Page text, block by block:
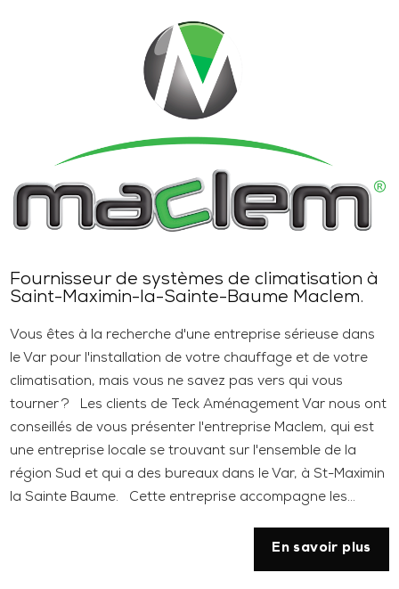
Fournisseur de systèmes de climatisation à
Saint-Maximin-la-Sainte-Baume Maclem.
Vous êtes à la recherche d'une entreprise sérieuse dans
le Var pour l'installation de votre chauffage et de votre
climatisation, mais vous ne savez pas vers qui vous
tourner ? Les clients de Teck Aménagement Var nous ont
conseillés de vous présenter l'entreprise Maclem, qui est
une entreprise locale se trouvant sur l'ensemble de la
région Sud et qui a des bureaux dans le Var, à St-Maximin
la Sainte Baume. Cette entreprise accompagne les...
En savoir plus